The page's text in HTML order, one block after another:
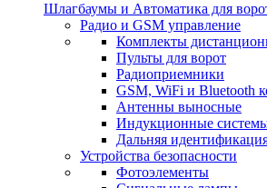
Шлагбаумы и Автоматика для
Радио и GSM управление
Комплекты
Пульты для ворот
Радиоприемники
GSM, WiFi и Bluetooth
Антенны выносные
Индукционные
Дальняя
Устройства безопасности
Фотоэлементы